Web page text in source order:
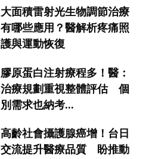
大面積雷射光生物調節治療
有哪些應用？醫解析疼痛照
護與運動恢復
膠原蛋白注射療程多！醫：
治療規劃重視整體評估 個
別需求也納考...
高齡社會攝護腺癌增！台日
交流提升醫療品質 盼推動